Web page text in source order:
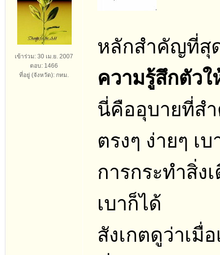
เข้าร่วม: 30 เม.ย. 2007
ตอบ: 1466
ที่อยู่ (จังหวัด): กทม.
หลักสำคัญที่สุ
ความรู้สึกตัว
นี่คืออุบายที่ส
ตรงๆ ง่ายๆ เบ
การกระทำสิ่ง
เบาก็ได้
สังเกตดูว่าเมื่